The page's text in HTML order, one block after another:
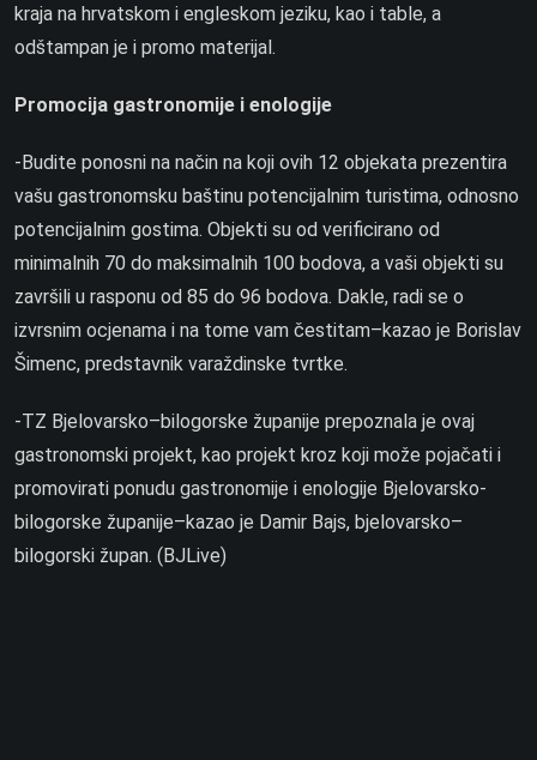
kraja na hrvatskom i engleskom jeziku, kao i table, a
odštampan je i promo materijal.
Promocija gastronomije i enologije
-Budite ponosni na način na koji ovih 12 objekata prezentira
vašu gastronomsku baštinu potencijalnim turistima, odnosno
potencijalnim gostima. Objekti su od verificirano od
minimalnih 70 do maksimalnih 100 bodova, a vaši objekti su
završili u rasponu od 85 do 96 bodova. Dakle, radi se o
izvrsnim ocjenama i na tome vam čestitam–kazao je Borislav
Šimenc, predstavnik varaždinske tvrtke.
-TZ Bjelovarsko–bilogorske županije prepoznala je ovaj
gastronomski projekt, kao projekt kroz koji može pojačati i
promovirati ponudu gastronomije i enologije Bjelovarsko-
bilogorske županije–kazao je Damir Bajs, bjelovarsko–
bilogorski župan. (BJLive)